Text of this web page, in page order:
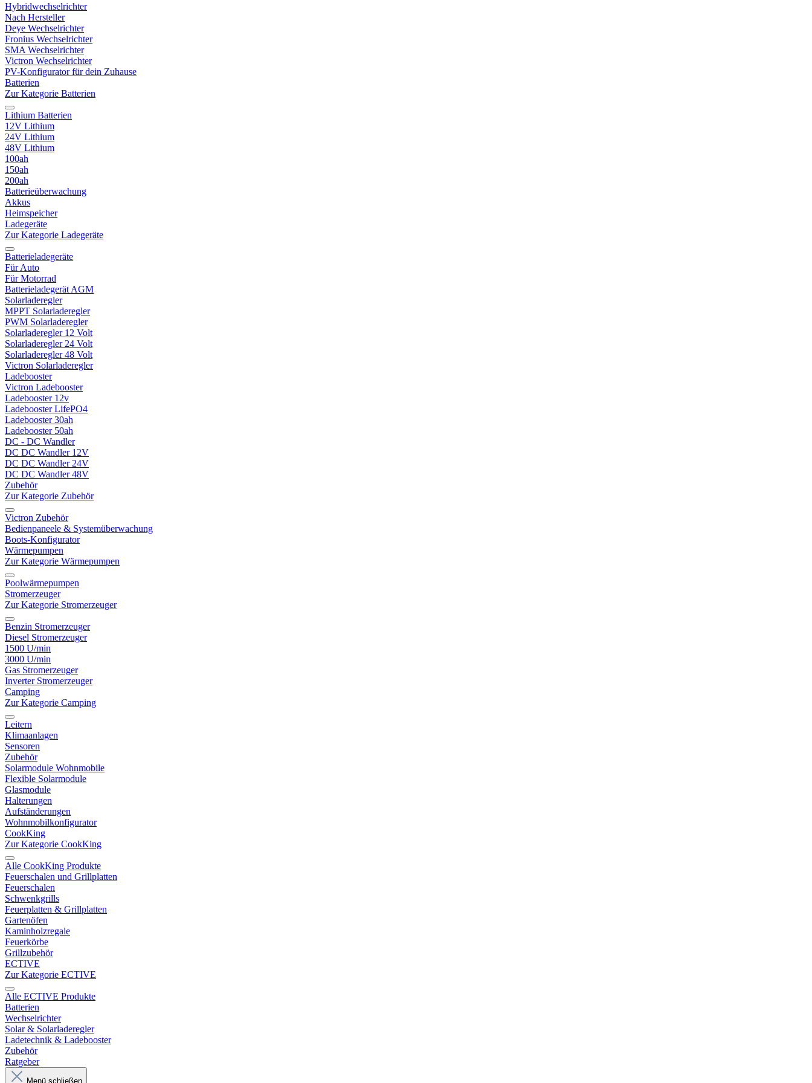
Hybridwechselrichter
Nach Hersteller
Deye Wechselrichter
Fronius Wechselrichter
SMA Wechselrichter
Victron Wechselrichter
PV-Konfigurator für dein Zuhause
Batterien
Zur Kategorie Batterien
Lithium Batterien
12V Lithium
24V Lithium
48V Lithium
100ah
150ah
200ah
Batterieüberwachung
Akkus
Heimspeicher
Ladegeräte
Zur Kategorie Ladegeräte
Batterieladegeräte
Für Auto
Für Motorrad
Batterieladegerät AGM
Solarladeregler
MPPT Solarladeregler
PWM Solarladeregler
Solarladeregler 12 Volt
Solarladeregler 24 Volt
Solarladeregler 48 Volt
Victron Solarladeregler
Ladebooster
Victron Ladebooster
Ladebooster 12v
Ladebooster LifePO4
Ladebooster 30ah
Ladebooster 50ah
DC - DC Wandler
DC DC Wandler 12V
DC DC Wandler 24V
DC DC Wandler 48V
Zubehör
Zur Kategorie Zubehör
Victron Zubehör
Bedienpaneele & Systemüberwachung
Boots-Konfigurator
Wärmepumpen
Zur Kategorie Wärmepumpen
Poolwärmepumpen
Stromerzeuger
Zur Kategorie Stromerzeuger
Benzin Stromerzeuger
Diesel Stromerzeuger
1500 U/min
3000 U/min
Gas Stromerzeuger
Inverter Stromerzeuger
Camping
Zur Kategorie Camping
Leitern
Klimaanlagen
Sensoren
Zubehör
Solarmodule Wohnmobile
Flexible Solarmodule
Glasmodule
Halterungen
Aufständerungen
Wohnmobilkonfigurator
CookKing
Zur Kategorie CookKing
Alle CookKing Produkte
Feuerschalen und Grillplatten
Feuerschalen
Schwenkgrills
Feuerplatten & Grillplatten
Gartenöfen
Kaminholzregale
Feuerkörbe
Grillzubehör
ECTIVE
Zur Kategorie ECTIVE
Alle ECTIVE Produkte
Batterien
Wechselrichter
Solar & Solarladeregler
Ladetechnik & Ladebooster
Zubehör
Ratgeber
Menü schließen